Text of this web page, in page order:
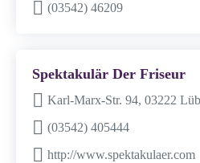
(03542) 46209
Spektakulär Der Friseur
Karl-Marx-Str. 94, 03222
(03542) 405444
http://www.spektakulaer.com